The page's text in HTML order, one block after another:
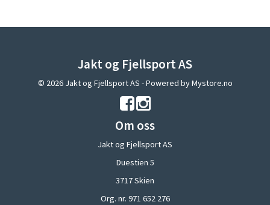
Jakt og Fjellsport AS
© 2026 Jakt og Fjellsport AS - Powered byMystore.no
Om oss
Jakt og Fjellsport AS
Duestien 5
3717 Skien
Org. nr. 971 652 276